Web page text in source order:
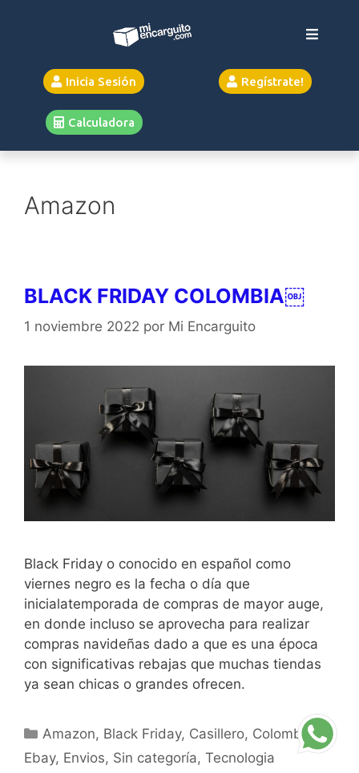
Inicia Sesión Regístrate!
Calculadora
Amazon
BLACK FRIDAY COLOMBIA￼
1 noviembre 2022 por Mi Encarguito
Black Friday o conocido en español como
viernes negro es la fecha o día que
inicialatemporada de compras de mayor auge,
en donde incluso se aprovecha para realizar
compras navideñas dado a que es una época
con significativas rebajas que muchas tiendas
ya sean chicas o grandes ofrecen.
Amazon, Black Friday, Casillero, Colombia,
Ebay, Envios, Sin categoría, Tecnologia